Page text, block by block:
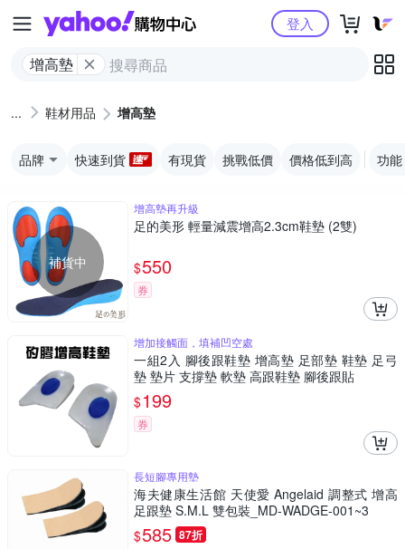
Yahoo購物中心
增高墊
登入
鞋材用品 增高墊
品牌 快速到貨 有現貨 挑戰低價 價格低到高 功能
補貨中
增高墊再升級
足的美形 輕量減震增高2.3cm鞋墊 (2雙)
$550
券
增加接觸面，填補凹空處
一組2入 腳後跟鞋墊 增高墊 足部墊 鞋墊 足弓
墊 墊片 支撐墊 軟墊 高跟鞋墊 腳後跟貼
$199
券
長短腳專用墊
海夫健康生活館 天使愛 Angelaid 調整式 增高
足跟墊 S.M.L 雙包裝_MD-WADGE-001~3
$585 87折